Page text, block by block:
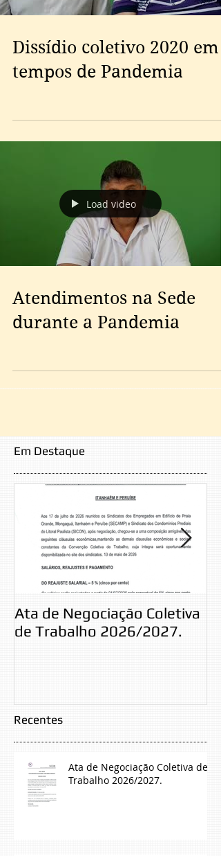
Dissídio coletivo 2020 em
tempos de Pandemia
Load video
Atendimentos na Sede
durante a Pandemia
Em Destaque
Ata de Negociação Coletiva
de Trabalho 2026/2027.
Recentes
Ata de Negociação Coletiva de
Trabalho 2026/2027.